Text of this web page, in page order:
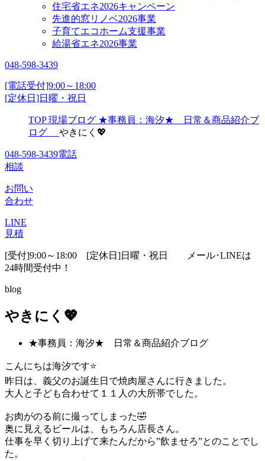
住宅省エネ2026キャンペーン
先進的窓リノベ2026事業
子育てエコホーム支援事業
給湯省エネ2026事業
048-598-3439
[電話受付]9:00～18:00
[定休日]日曜・祝日
TOP 現場ブログ ★事務員：海汐★ 日常＆商品紹介ブ
ログ
やきにく💖
048-598-3439電話
相談
お問い
合わせ
LINE
見積
[受付]9:00～18:00 [定休日]日曜・祝日
メール･LINEは
24時間受付中！
blog
やきにく💖
★事務員：海汐★ 日常＆商品紹介ブログ
こんにちは海汐です⭐
昨日は、義父のお誕生日で焼肉屋さんに行きました。
大人と子ども合わせて１１人の大所帯でした。
お肉がのる前に撮ってしまった🤣
奥に見えるビールは、もちろん店長さん。
仕事を早く切り上げて来たんだから”飲ませろ”とのことでし
た。